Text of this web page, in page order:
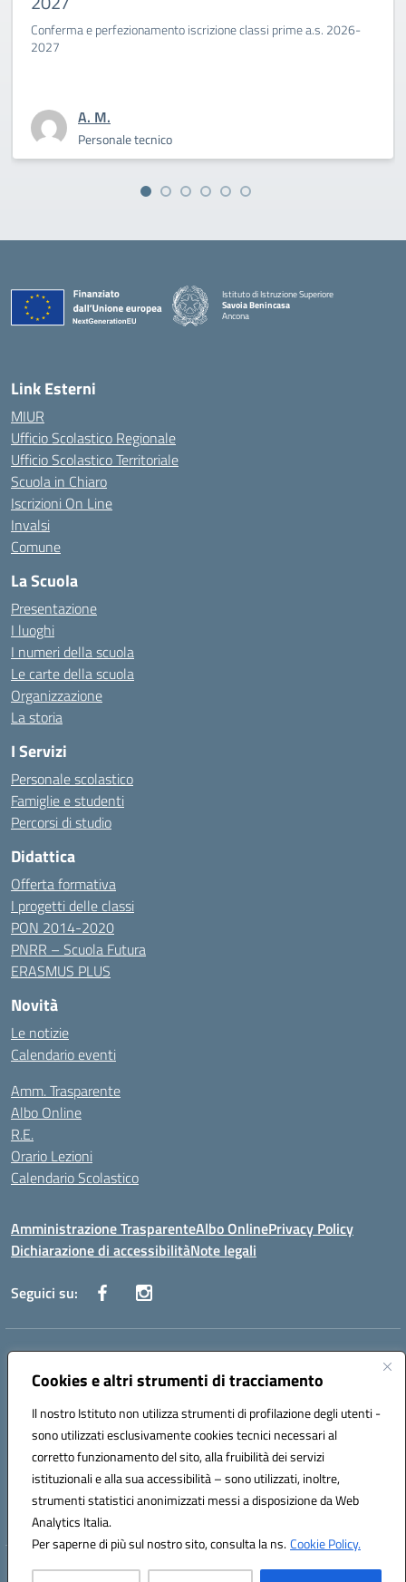
Cookies e altri strumenti di tracciamento
Il nostro Istituto non utilizza strumenti di profilazione degli utenti -
sono utilizzati esclusivamente cookies tecnici necessari al
corretto funzionamento del sito, alla fruibilità dei servizi
istituzionali e alla sua accessibilità – sono utilizzati, inoltre,
strumenti statistici anonimizzati messi a disposizione da Web
Analytics Italia.
Per saperne di più sul nostro sito, consulta la ns.Cookie Policy.
a.s. 2026-
La Dirigente Bertini: “affrontiamo con
Istituto di Istruzione Superiore
Savoia Benincasa
Ancona
Link Esterni
MIUR
Ufficio Scolastico Regionale
Ufficio Scolastico Territoriale
Scuola in Chiaro
Iscrizioni On Line
Invalsi
Comune
La Scuola
Presentazione
I luoghi
I numeri della scuola
Le carte della scuola
Organizzazione
La storia
I Servizi
Personale scolastico
Famiglie e studenti
Percorsi di studio
Didattica
Offerta formativa
I progetti delle classi
PON 2014-2020
PNRR – Scuola Futura
ERASMUS PLUS
Novità
Le notizie
Calendario eventi
Amm. Trasparente
Albo Online
R.E.
Orario Lezioni
Calendario Scolastico
Amministrazione TrasparenteAlbo OnlinePrivacy Policy
Dichiarazione di accessibilitàNote legali
Seguici su:
Indirizzo:Via Vecchini n. 2, Ancona 60123 - Via M. Marini n. 33, Ancona
60129
Centralino:
0712805086 Email: anis01200g@istruzione.it
Posta elettronica certificata (PEC):anis01200g@pec.istruzione.it
Codice fiscale: 93122280428
Codice meccanografico:ANIS01200G
Codice Indice delle Pubbliche Amministrazioni (IPA): istsc_ANIS01200G
Codice unico di fatturazione (CUF): UF434M
Hosting & Powered by 3D Solution S.r.l.